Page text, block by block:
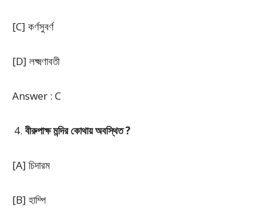
[C] কর্ণসুবর্ণ
[D] লক্ষ্মণাবতী
Answer : C
বীরুপাক্ষ মন্দির কোথায় অবস্থিত ?
[A] চিদারম
[B] হাম্পি